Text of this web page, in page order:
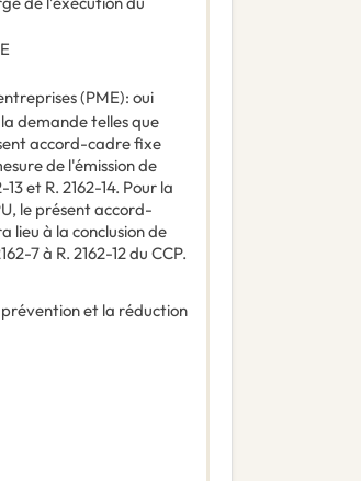
(PME): oui
demande telles que
accord-cadre fixe
de l'émission de
et R. 2162-14. Pour la
le présent accord-
lieu à la conclusion de
7 à R. 2162-12 du CCP.
et la réduction